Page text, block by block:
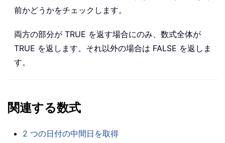
前かどうかをチェックします。
両方の部分が TRUE を返す場合にのみ、数式全体が
TRUE を返します。それ以外の場合は FALSE を返しま
す。
関連する数式
2 つの日付の中間日を取得